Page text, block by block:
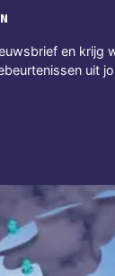
en krijg
uit